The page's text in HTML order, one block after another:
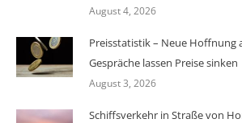
August 4, 2026
Preisstatistik – Neue Hoffnung
Gespräche lassen Preise sinken
August 3, 2026
Schiffsverkehr in Straße von